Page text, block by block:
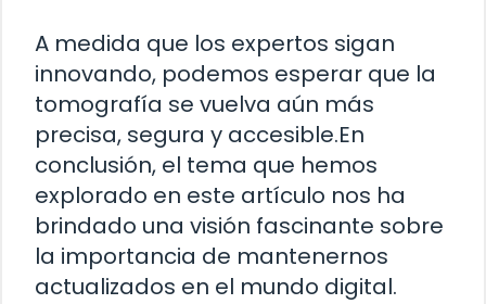
A medida que los expertos sigan
innovando, podemos esperar que la
tomografía se vuelva aún más
precisa, segura y accesible.En
conclusión, el tema que hemos
explorado en este artículo nos ha
brindado una visión fascinante sobre
la importancia de mantenernos
actualizados en el mundo digital.